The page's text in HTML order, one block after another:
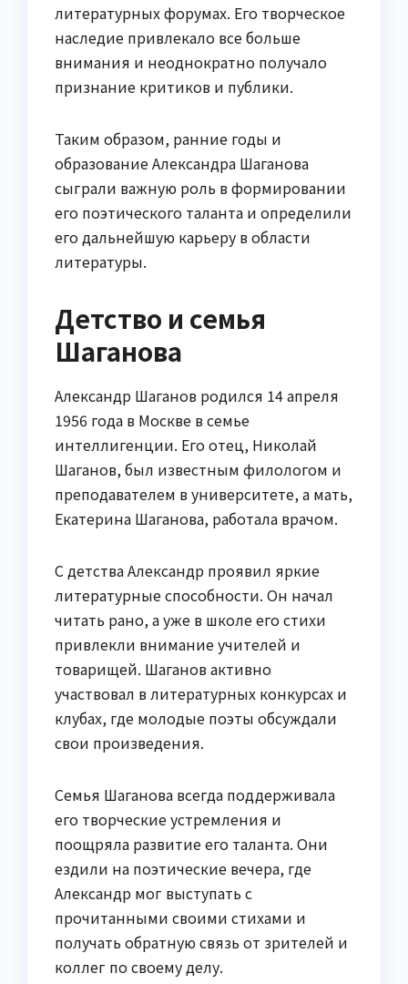
литературных форумах. Его творческое
наследие привлекало все больше
внимания и неоднократно получало
признание критиков и публики.
Таким образом, ранние годы и
образование Александра Шаганова
сыграли важную роль в формировании
его поэтического таланта и определили
его дальнейшую карьеру в области
литературы.
Детство и семья
Шаганова
Александр Шаганов родился 14 апреля
1956 года в Москве в семье
интеллигенции. Его отец, Николай
Шаганов, был известным филологом и
преподавателем в университете, а мать,
Екатерина Шаганова, работала врачом.
С детства Александр проявил яркие
литературные способности. Он начал
читать рано, а уже в школе его стихи
привлекли внимание учителей и
товарищей. Шаганов активно
участвовал в литературных конкурсах и
клубах, где молодые поэты обсуждали
свои произведения.
Семья Шаганова всегда поддерживала
его творческие устремления и
поощряла развитие его таланта. Они
ездили на поэтические вечера, где
Александр мог выступать с
прочитанными своими стихами и
получать обратную связь от зрителей и
коллег по своему делу.